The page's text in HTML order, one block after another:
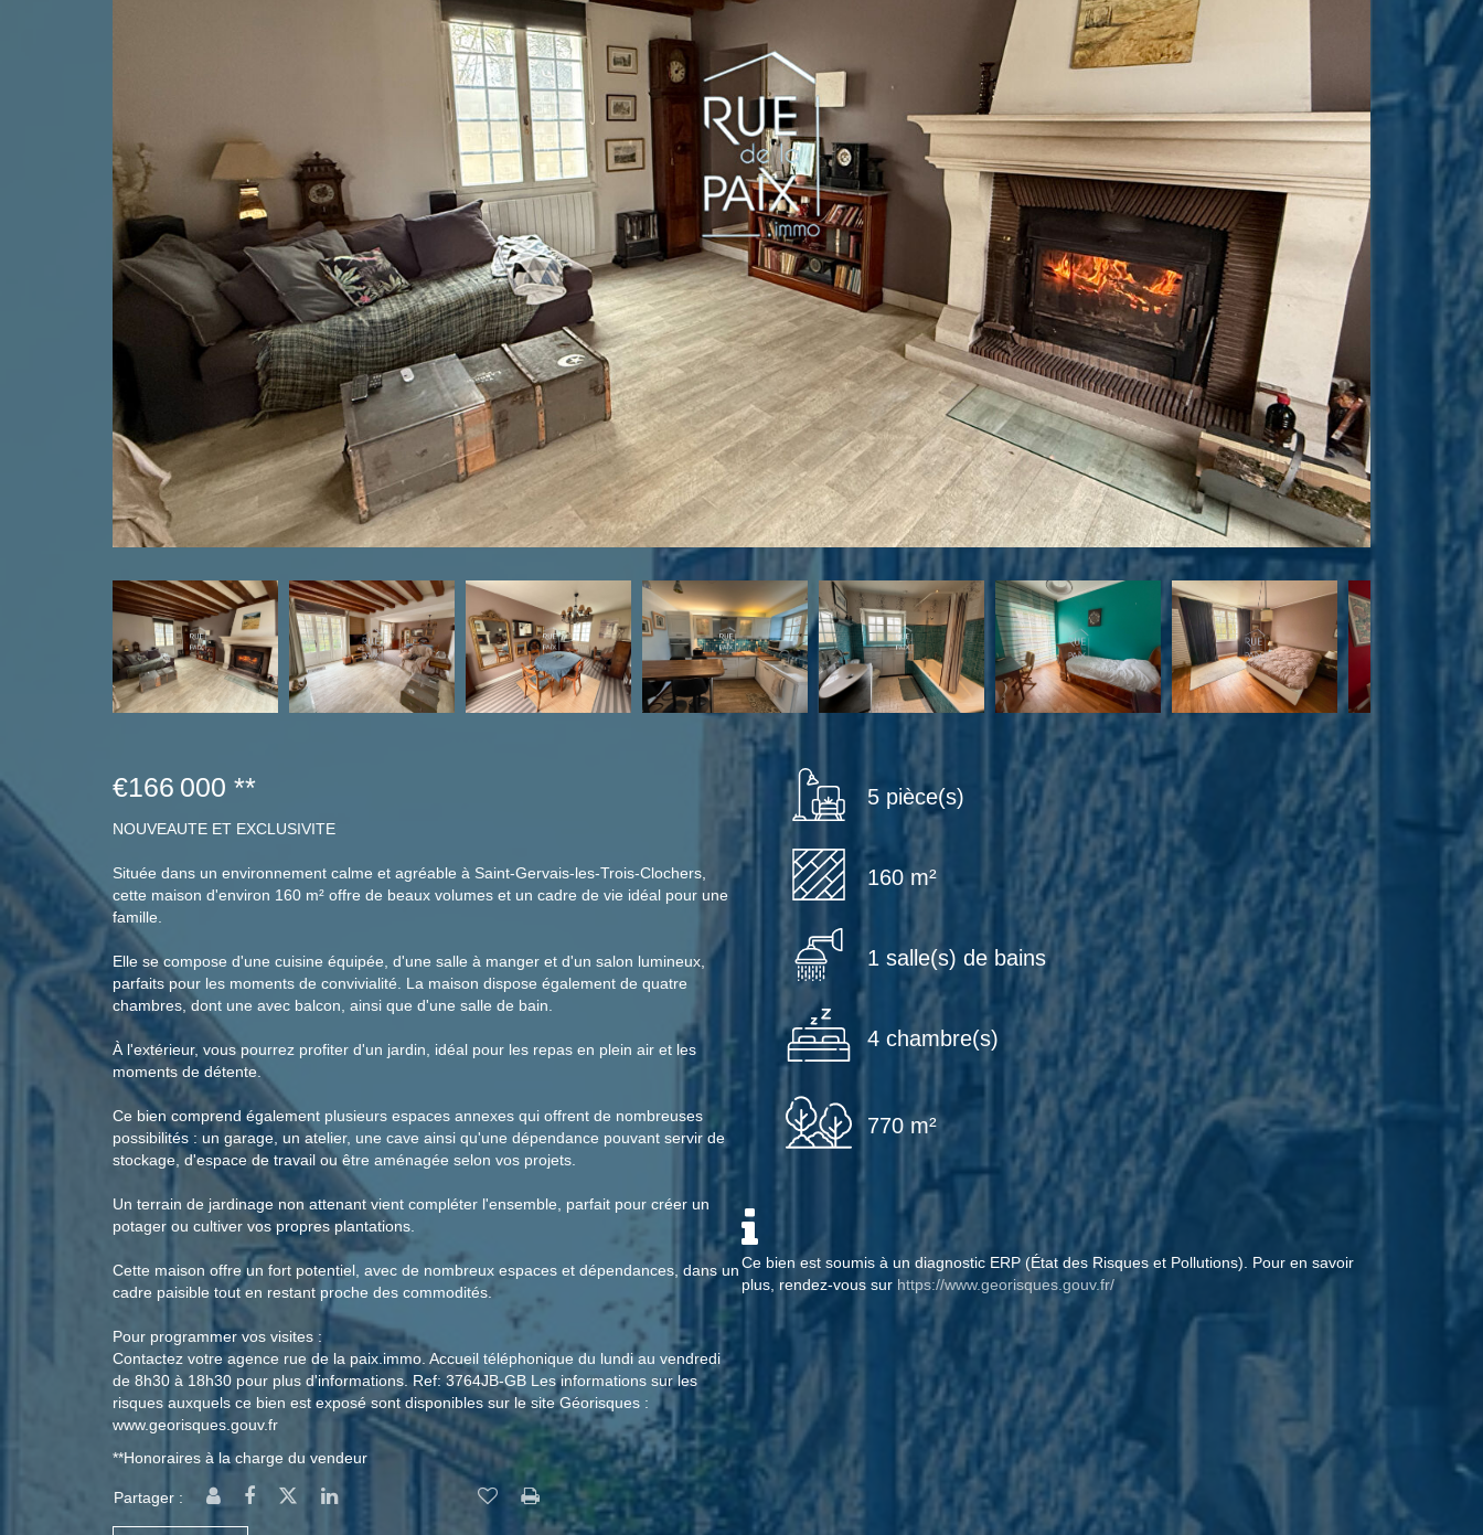
€166 000 **
NOUVEAUTE ET EXCLUSIVITE
Située dans un environnement calme et agréable à Saint-Gervais-les-Trois-Clochers,
cette maison d'environ 160 m² offre de beaux volumes et un cadre de vie idéal pour une
famille.
Elle se compose d'une cuisine équipée, d'une salle à manger et d'un salon lumineux,
parfaits pour les moments de convivialité. La maison dispose également de quatre
chambres, dont une avec balcon, ainsi que d'une salle de bain.
À l'extérieur, vous pourrez profiter d'un jardin, idéal pour les repas en plein air et les
moments de détente.
Ce bien comprend également plusieurs espaces annexes qui offrent de nombreuses
possibilités : un garage, un atelier, une cave ainsi qu'une dépendance pouvant servir de
stockage, d'espace de travail ou être aménagée selon vos projets.
Un terrain de jardinage non attenant vient compléter l'ensemble, parfait pour créer un
potager ou cultiver vos propres plantations.
Cette maison offre un fort potentiel, avec de nombreux espaces et dépendances, dans un
cadre paisible tout en restant proche des commodités.
Pour programmer vos visites :
Contactez votre agence rue de la paix.immo. Accueil téléphonique du lundi au vendredi
de 8h30 à 18h30 pour plus d'informations. Ref: 3764JB-GB Les informations sur les
risques auxquels ce bien est exposé sont disponibles sur le site Géorisques :
www.georisques.gouv.fr
**Honoraires à la charge du vendeur
Partager :
5 pièce(s)
160 m²
1 salle(s) de bains
4 chambre(s)
770 m²
Ce bien est soumis à un diagnostic ERP (État des Risques et Pollutions). Pour en savoir
plus, rendez-vous sur https://www.georisques.gouv.fr/